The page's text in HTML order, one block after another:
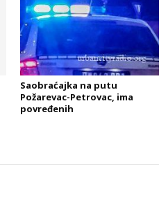
Saobraćajka na putu
Požarevac-Petrovac, ima
povređenih